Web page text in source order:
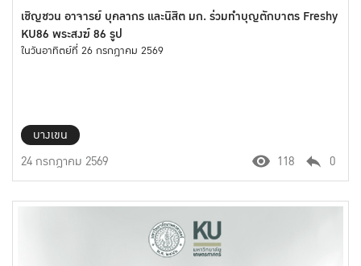
เชิญชวน อาจารย์ บุคลากร และนิสิต มก. ร่วมทำบุญตักบาตร Freshy
KU86 พระสงฆ์ 86 รูป
ในวันอาทิตย์ที่ 26 กรกฎาคม 2569
บางเขน
24 กรกฎาคม 2569
118 0